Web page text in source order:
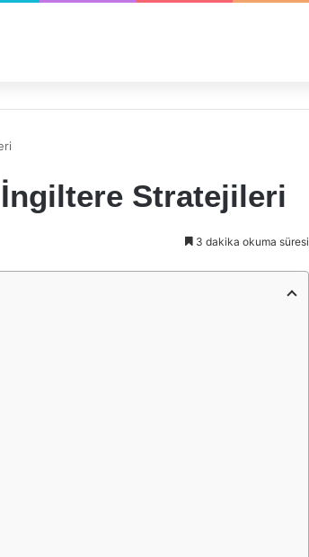
Stratejileri
3 dakika okuma süresi